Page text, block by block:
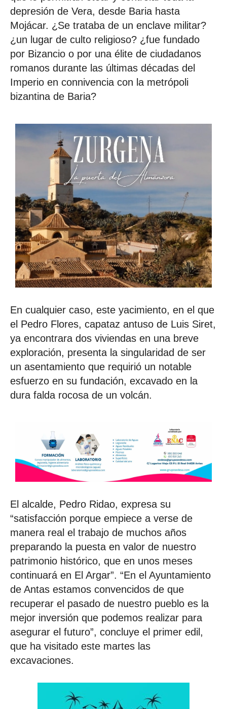
depresión de Vera, desde Baria hasta
Mojácar. ¿Se trataba de un enclave militar?
¿un lugar de culto religioso? ¿fue fundado
por Bizancio o por una élite de ciudadanos
romanos durante las últimas décadas del
Imperio en connivencia con la metrópoli
bizantina de Baria?
En cualquier caso, este yacimiento, en el que
el Pedro Flores, capataz antuso de Luis Siret,
ya encontrara dos viviendas en una breve
exploración, presenta la singularidad de ser
un asentamiento que requirió un notable
esfuerzo en su fundación, excavado en la
dura falda rocosa de un volcán.
El alcalde, Pedro Ridao, expresa su
“satisfacción porque empiece a verse de
manera real el trabajo de muchos años
preparando la puesta en valor de nuestro
patrimonio histórico, que en unos meses
continuará en El Argar”. “En el Ayuntamiento
de Antas estamos convencidos de que
recuperar el pasado de nuestro pueblo es la
mejor inversión que podemos realizar para
asegurar el futuro”, concluye el primer edil,
que ha visitado este martes las
excavaciones.